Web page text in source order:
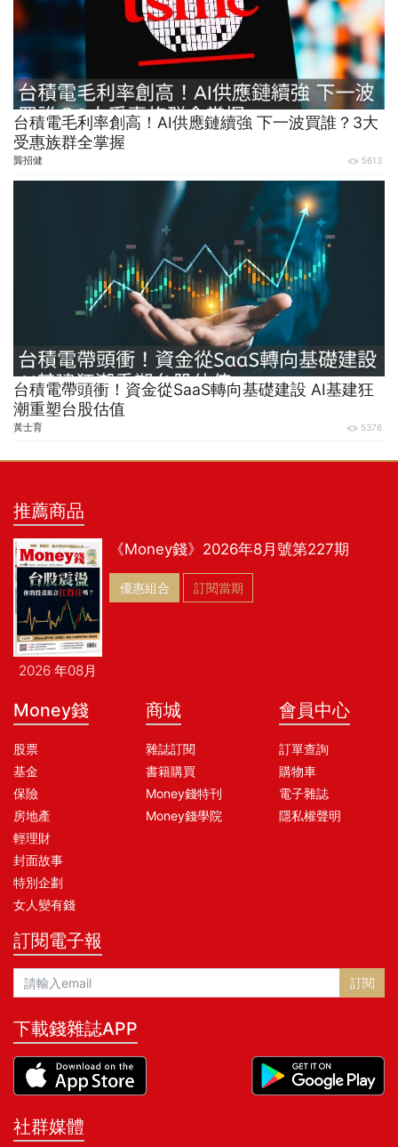
台積電毛利率創高！AI供應鏈續強 下一波買誰？3大
受惠族群全掌握
龔招健 5613
台積電帶頭衝！資金從SaaS轉向基礎建設 AI基建狂
潮重塑台股估值
黃士育 5376
推薦商品
2026 年08月
《Money錢》2026年8月號第227期
優惠組合 訂閱當期
Money錢
股票
基金
保險
房地產
輕理財
封面故事
特別企劃
女人變有錢
商城
雜誌訂閱
書籍購買
Money錢特刊
Money錢學院
會員中心
訂單查詢
購物車
電子雜誌
隱私權聲明
訂閱電子報
訂閱
下載錢雜誌APP
社群媒體